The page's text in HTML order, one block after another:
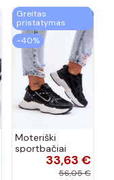
Greitas
pristatymas
−40%
Moteriški
sportbačiai
juodos spalvos
33,63 €
56,05 €